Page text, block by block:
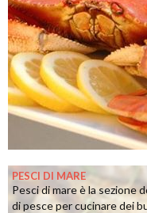
PESCI DI MARE
Pesci di mare è la
di pesce per cucinare dei